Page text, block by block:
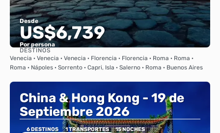
Desde
US$6,739
Por persona
Ver
DESTINOS
Venecia · Venecia · Venecia · Florencia · Florencia · Roma · Roma ·
Roma · Nápoles · Sorrento · Capri, Isla · Salerno · Roma · Buenos Aires
China & Hong Kong - 19 de
Septiembre 2026
6 DESTINOS 1 TRANSPORTES 15 NOCHES